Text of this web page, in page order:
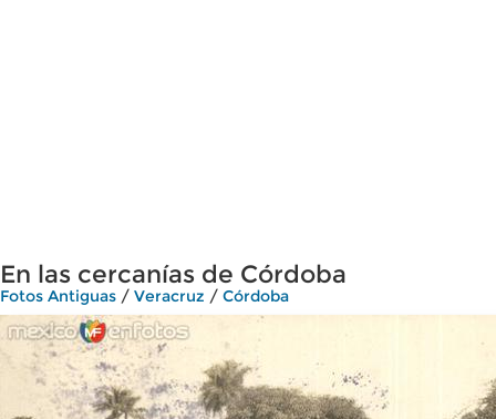
En las cercanías de Córdoba
Fotos Antiguas / Veracruz / Córdoba